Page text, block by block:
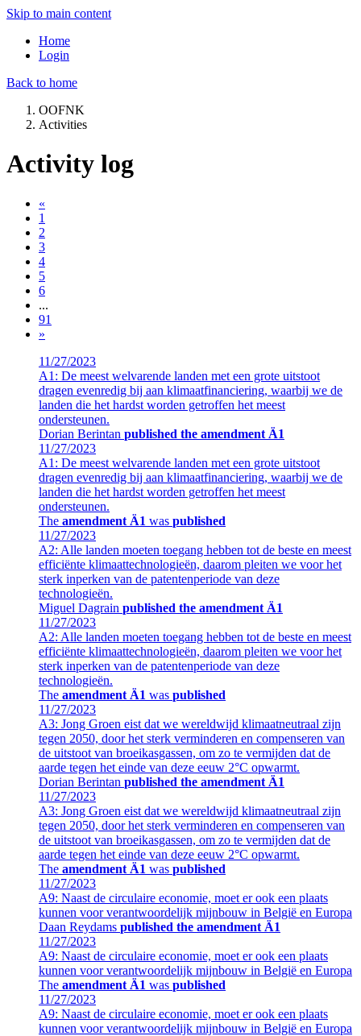
Skip to main content
Home
Login
Back to home
OOFNK
Activities
Activity log
«
1
2
3
4
5
6
...
91
»
11/27/2023
A1: De meest welvarende landen met een grote uitstoot
dragen evenredig bij aan klimaatfinanciering, waarbij we de
landen die het hardst worden getroffen het meest
ondersteunen.
Dorian Berintan published the amendment Ä1
11/27/2023
A1: De meest welvarende landen met een grote uitstoot
dragen evenredig bij aan klimaatfinanciering, waarbij we de
landen die het hardst worden getroffen het meest
ondersteunen.
The amendment Ä1 was published
11/27/2023
A2: Alle landen moeten toegang hebben tot de beste en meest
efficiënte klimaattechnologieën, daarom pleiten we voor het
sterk inperken van de patentenperiode van deze
technologieën.
Miguel Dagrain published the amendment Ä1
11/27/2023
A2: Alle landen moeten toegang hebben tot de beste en meest
efficiënte klimaattechnologieën, daarom pleiten we voor het
sterk inperken van de patentenperiode van deze
technologieën.
The amendment Ä1 was published
11/27/2023
A3: Jong Groen eist dat we wereldwijd klimaatneutraal zijn
tegen 2050, door het sterk verminderen en compenseren van
de uitstoot van broeikasgassen, om zo te vermijden dat de
aarde tegen het einde van deze eeuw 2°C opwarmt.
Dorian Berintan published the amendment Ä1
11/27/2023
A3: Jong Groen eist dat we wereldwijd klimaatneutraal zijn
tegen 2050, door het sterk verminderen en compenseren van
de uitstoot van broeikasgassen, om zo te vermijden dat de
aarde tegen het einde van deze eeuw 2°C opwarmt.
The amendment Ä1 was published
11/27/2023
A9: Naast de circulaire economie, moet er ook een plaats
kunnen voor verantwoordelijk mijnbouw in België en Europa
Daan Reydams published the amendment Ä1
11/27/2023
A9: Naast de circulaire economie, moet er ook een plaats
kunnen voor verantwoordelijk mijnbouw in België en Europa
The amendment Ä1 was published
11/27/2023
A9: Naast de circulaire economie, moet er ook een plaats
kunnen voor verantwoordelijk mijnbouw in België en Europa